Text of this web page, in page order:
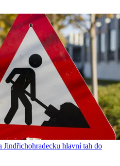
Jindřichohradecku hlavní tah do